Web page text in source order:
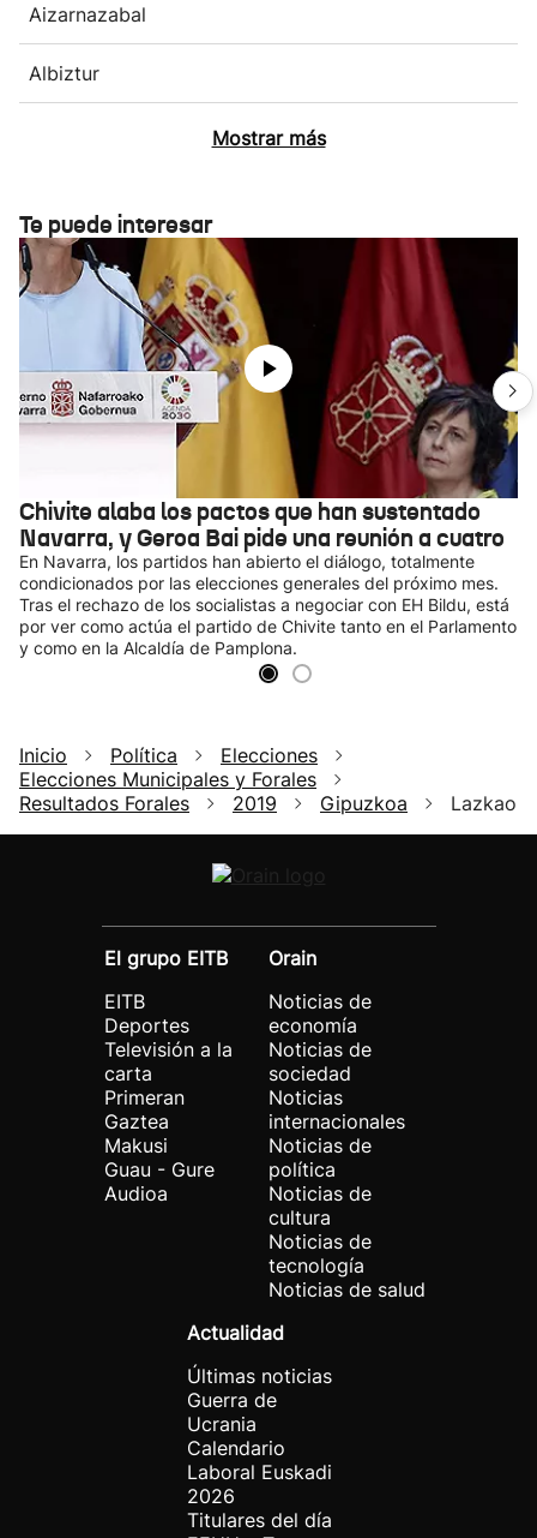
Aizarnazabal
Albiztur
Mostrar más
Te puede interesar
Chivite alaba los pactos que han sustentado
Navarra, y Geroa Bai pide una reunión a cuatro
En Navarra, los partidos han abierto el diálogo, totalmente
condicionados por las elecciones generales del próximo mes.
Tras el rechazo de los socialistas a negociar con EH Bildu, está
por ver como actúa el partido de Chivite tanto en el Parlamento
y como en la Alcaldía de Pamplona.
Inicio Política
Elecciones
Elecciones Municipales y Forales
Resultados Forales
2019 Gipuzkoa Lazkao
El grupo EITB
EITB
Deportes
Televisión a la
carta
Primeran
Gaztea
Makusi
Guau - Gure
Audioa
Orain
Noticias de
economía
Noticias de
sociedad
Noticias
internacionales
Noticias de
política
Noticias de
cultura
Noticias de
tecnología
Noticias de salud
Actualidad
Últimas noticias
Guerra de
Ucrania
Calendario
Laboral Euskadi
2026
Titulares del día